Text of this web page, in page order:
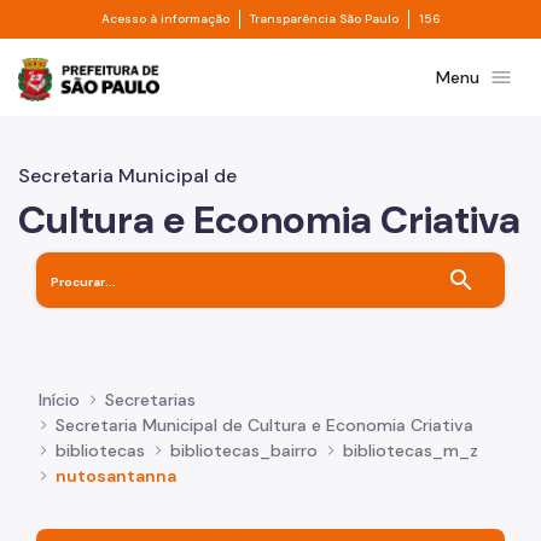
Pular para o Conteúdo principal
Acesso à informação Divisor de acesso à informação
Transparência São Paulo Divisor de
156
Prefeitura de São PauloMenu menu
Secretaria Municipal de
Cultura e Economia Criativa
search
Início
Secretarias
Secretaria Municipal de Cultura e Economia Criativa
bibliotecas
bibliotecas_bairro
bibliotecas_m_z
nutosantanna